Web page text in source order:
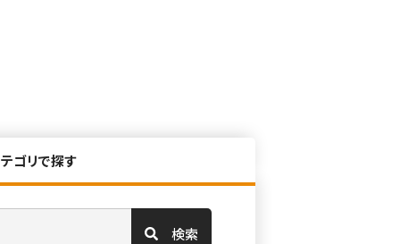
ゴリで探す
検索